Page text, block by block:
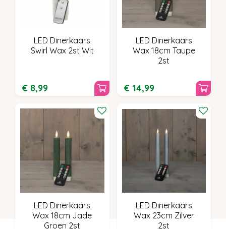
LED Dinerkaars
Swirl Wax 2st Wit
€ 8,99
LED Dinerkaars
Wax 18cm Taupe
2st
€ 14,99
LED Dinerkaars
Wax 18cm Jade
Groen 2st
LED Dinerkaars
Wax 23cm Zilver
2st